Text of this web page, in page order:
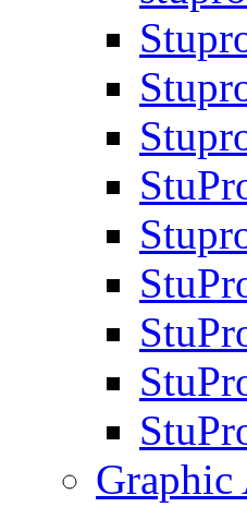
Graphic